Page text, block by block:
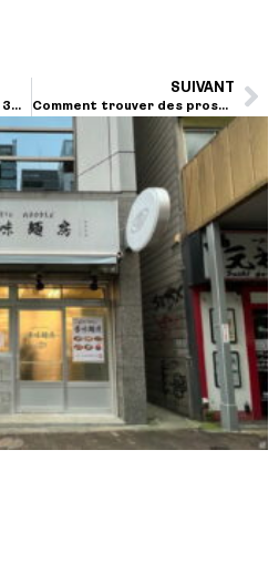
Viande 3D, Bio impression 3D, les surprenantes innovations de Alimentaria Food Tech
SUIVANT
Comment trouver des prospects, des clients ? Les méthodes et outils les plus rentables !